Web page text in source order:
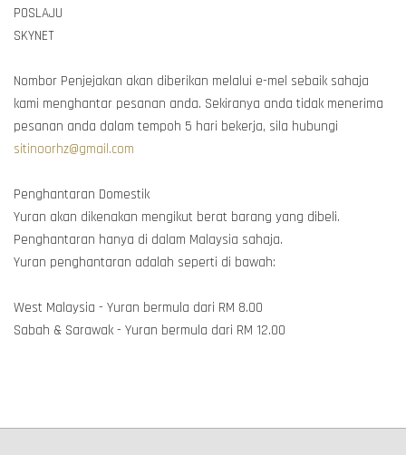
POSLAJU
SKYNET
Nombor Penjejakan akan diberikan melalui e-mel sebaik sahaja
kami menghantar pesanan anda. Sekiranya anda tidak menerima
pesanan anda dalam tempoh 5 hari bekerja, sila hubungi
sitinoorhz@gmail.com
Penghantaran Domestik
Yuran akan dikenakan mengikut berat barang yang dibeli.
Penghantaran hanya di dalam Malaysia sahaja.
Yuran penghantaran adalah seperti di bawah:
West Malaysia - Yuran bermula dari RM 8.00
Sabah & Sarawak - Yuran bermula dari RM 12.00